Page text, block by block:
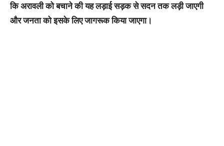
कि अरावली को बचाने की यह लड़ाई सड़क से सदन तक लड़ी जाएगी
और जनता को इसके लिए जागरूक किया जाएगा।